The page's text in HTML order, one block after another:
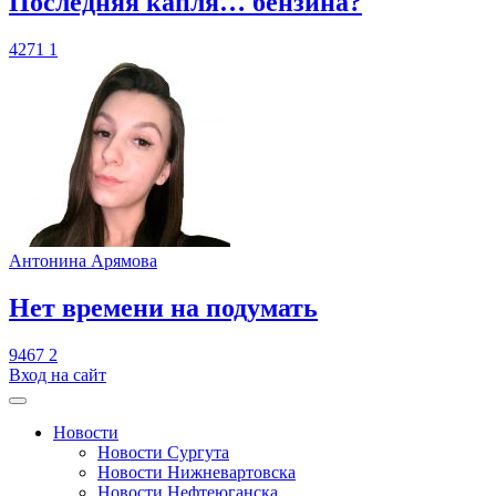
4271 1
Антонина Арямова
​Нет времени на подумать
9467 2
Вход на сайт
Новости
Новости Сургута
Новости Нижневартовска
Новости Нефтеюганска